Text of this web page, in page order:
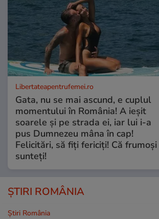
Libertateapentrufemei.ro
Gata, nu se mai ascund, e cuplul
momentului în România! A ieșit
soarele și pe strada ei, iar lui i-a
pus Dumnezeu mâna în cap!
Felicitări, să fiți fericiți! Că frumoși
sunteți!
ȘTIRI ROMÂNIA
Știri România